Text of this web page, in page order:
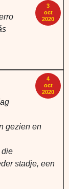
3
oct
2020
4
oct
2020
gezien en
die
stadje, een